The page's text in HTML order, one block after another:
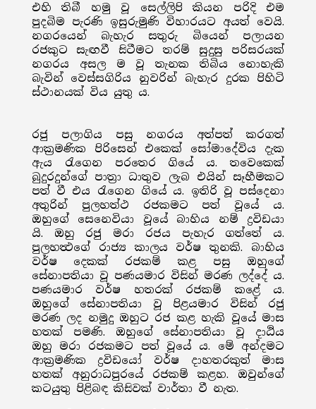
එහි තිබී හමු වූ සෙල්ලිපි කියන පරිදි එම
පුදබිම පැරණි ඉසුරුමුණි විහාරයට අයත් වෙයි.
නගරයෙන් බැහැර සතුරු බියෙන් පලායන
රජකුට සැඟවී සිටීමට තරම් සුදුසු පරිසරයක්
නගරය අසල ම වූ තැනක තිබිය නොහැකි
බැවින් වෙස්සගිරිය නුවරින් බැහැර දුරක පිහිටි
ස්ථානයක් විය යුතු ය.
රජු පලාගිය පසු නගරය අත්පත් කරගත්
ආක්‍රමණික පිරිසෙන් එකෙක් සෝමාදේවිය දැක
ඇය රැගෙන පරතෙර ගියේ ය. තවෙකෙක්
බුදුරදුන්ගේ පාත්‍රා ධාතුව ලැබ එයින් සෑහීමකට
පත් වී එය රැගෙන ගියේ ය. ඉතිරි වූ පස්දෙනා
අතුරින් පුලහත්ථ රජකමට පත් වූයේ ය.
ඔහුගේ සෙනෙවියා වූයේ බාහිය නම් ද්‍රවිඩයා
යි. ඔහු රජු මරා රජය පැහැර ගත්තේ ය.
පුලහත්‍ථගේ රාජ්‍ය කාලය වර්ෂ තුනකි. බාහිය
වර්ෂ දෙකක් රජකම් කළ පසු ඔහුගේ
සේනාපතියා වූ පණයමාර විසින් මරණ ලද්දේ ය.
පණයමාර වර්ෂ හතරක් රජකම් කළේ ය.
ඔහුගේ සේනාපතියා වූ පිළයමාර විසින් රජු
මරණ ලද නමුදු ඔහුට රජ කළ හැකි වූයේ මාස
හතක් පමණි. ඔහුගේ සේනාපතියා වූ දාඨිය
ඔහු මරා රජකමට පත් වූයේ ය. මේ අන්දමට
ආක්‍රමණික ද්‍රවිඩයෝ වර්ෂ දාහතරකුත් මාස
හතක් අනුරාධපුරයේ රජකම් කළහ. ඔවුන්ගේ
කටයුතු පිළිබඳ කිසිවක් වාර්තා වී නැත.